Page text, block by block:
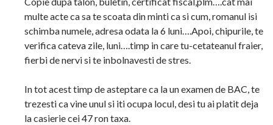
multe acte ca sa te scoata din minti ca si cum, romanul isi
schimba numele, adresa odata la 6 luni….Apoi, chipurile, te
verifica cateva zile, luni….timp in care tu-cetateanul fraier,
fierbi de nervi si te inbolnavesti de stres.
In tot acest timp de asteptare ca la un examen de BAC, te
trezesti ca vine unul si iti ocupa locul, desi tu ai platit deja
la casierie cei 47 ron taxa.